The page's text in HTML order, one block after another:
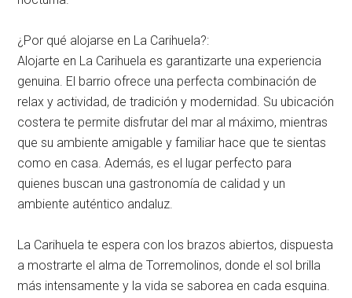
¿Por qué alojarse en La Carihuela?:
Alojarte en La Carihuela es garantizarte una experiencia
genuina. El barrio ofrece una perfecta combinación de
relax y actividad, de tradición y modernidad. Su ubicación
costera te permite disfrutar del mar al máximo, mientras
que su ambiente amigable y familiar hace que te sientas
como en casa. Además, es el lugar perfecto para
quienes buscan una gastronomía de calidad y un
ambiente auténtico andaluz.
La Carihuela te espera con los brazos abiertos, dispuesta
a mostrarte el alma de Torremolinos, donde el sol brilla
más intensamente y la vida se saborea en cada esquina.